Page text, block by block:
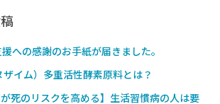
への感謝のお手紙が届きました。
ザイム）多重活性酵素原料とは？
が死のリスクを高める】生活習慣病の人は要